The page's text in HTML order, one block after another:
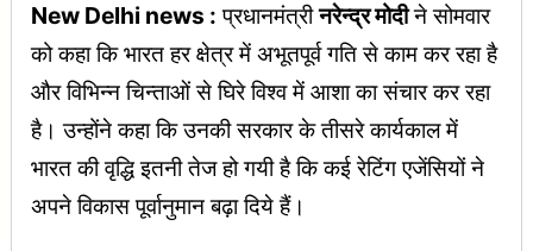
New Delhi news : प्रधानमंत्रीनरेन्द्र मोदीने सोमवार
को कहा कि भारत हर क्षेत्र में अभूतपूर्व गति से काम कर रहा है
और विभिन्न चिन्ताओं से घिरे विश्व में आशा का संचार कर रहा
है। उन्होंने कहा कि उनकी सरकार के तीसरे कार्यकाल में
भारत की वृद्धि इतनी तेज हो गयी है कि कई रेटिंग एजेंसियों ने
अपने विकास पूर्वानुमान बढ़ा दिये हैं।